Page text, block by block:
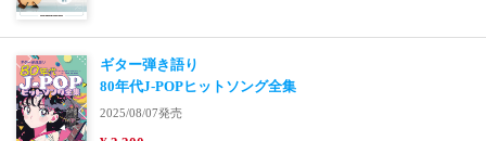
ギター弾き語り
80年代J-POPヒットソング全集
2025/08/07発売